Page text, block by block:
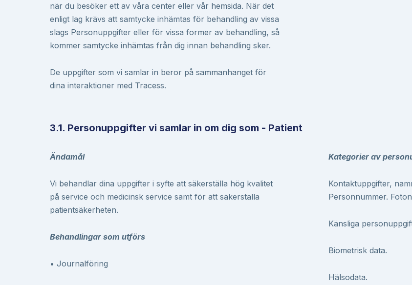
när du besöker ett av våra center eller vår hemsida. När det
enligt lag krävs att samtycke inhämtas för behandling av vissa
slags Personuppgifter eller för vissa former av behandling, så
kommer samtycke inhämtas från dig innan behandling sker.
De uppgifter som vi samlar in beror på sammanhanget för
dina interaktioner med Tracess.
3.1. Personuppgifter vi samlar in om dig som - Patient
Ändamål
Vi behandlar dina uppgifter i syfte att säkerställa hög kvalitet
på service och medicinsk service samt för att säkerställa
patientsäkerheten.
Behandlingar som utförs
• Journalföring
Kategorier av
Kontaktuppgifter,
Personnummer.
Känsliga
Biometrisk data.
Hälsodata.